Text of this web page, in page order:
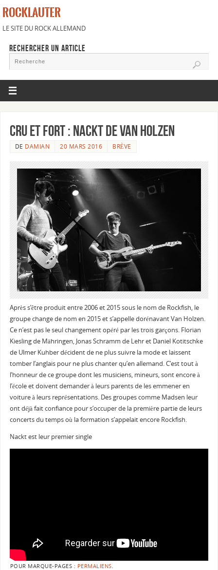
ROCKLAUTER
LE SITE DU ROCK ALLEMAND
RECHERCHER UN ARTICLE
Cru et fort : Nackt de Van Holzen
DE DAMIAN 20 MARS 2016 BRÈVE
Après s’être produit entre 2006 et 2015 sous le nom de Rockfish, le
groupe change de nom en 2015 et s’appelle dorénavant Van Holzen.
Ce n’est pas le seul changement opéré par les trois garçons. Florian
Kiesling de Mähringen, Jonas Schramm de Lehr et Daniel Kotitschke
de Ulmer Kuhber décident de ne plus suivre la mode et laissent
tomber l’anglais pour ne plus chanter qu’en allemand. C’est tout à
l’honneur de ce groupe dont les musiciens, mineurs, sont encore à
l’école et doivent demander à leurs parents de les emmener en
voiture à leurs représentations. Des groupes comme Madsen leur
ont déjà fait confiance pour s’occuper de la première partie de leurs
concerts du temps où la formation s’appelait encore Rockfish.
Nackt est leur premier single
POUR MARQUE-PAGES : PERMALIENS